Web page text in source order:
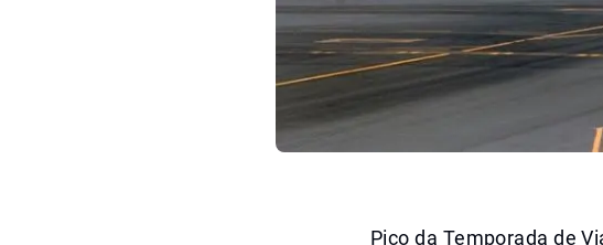
Pico da Temporada de